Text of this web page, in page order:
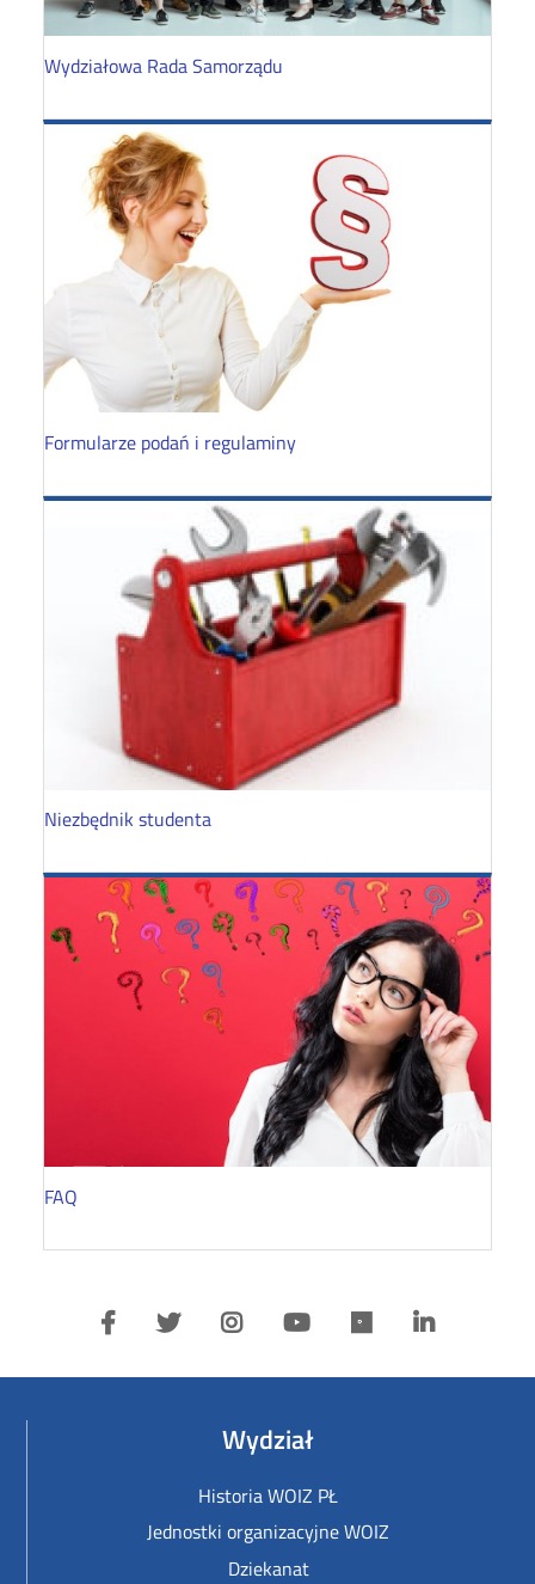
Wydziałowa Rada Samorządu
Formularze podań i regulaminy
Niezbędnik studenta
FAQ
Wydział
Historia WOIZ PŁ
Jednostki organizacyjne WOIZ
Dziekanat